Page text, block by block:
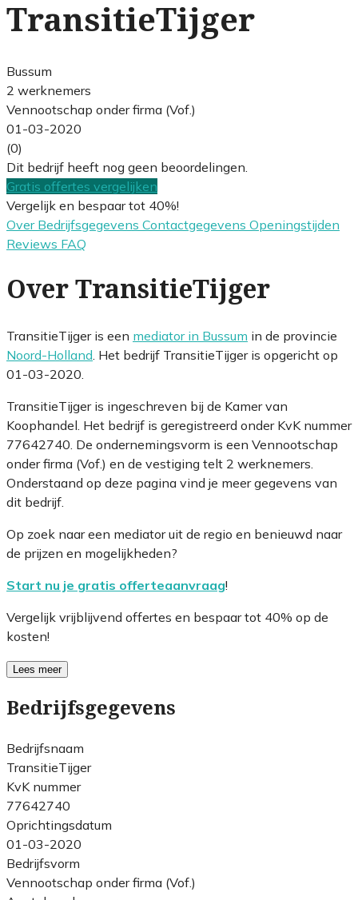
TransitieTijger
Bussum
2 werknemers
Vennootschap onder firma (Vof.)
01-03-2020
(0)
Dit bedrijf heeft nog geen beoordelingen.
Gratis offertes vergelijken
Vergelijk en bespaar tot 40%!
Over Bedrijfsgegevens Contactgegevens Openingstijden
Reviews FAQ
Over TransitieTijger
TransitieTijger is een mediator in Bussum in de provincie
Noord-Holland . Het bedrijf TransitieTijger is opgericht op
01-03-2020.
TransitieTijger is ingeschreven bij de Kamer van
Koophandel. Het bedrijf is geregistreerd onder KvK nummer
77642740. De ondernemingsvorm is een Vennootschap
onder firma (Vof.) en de vestiging telt 2 werknemers.
Onderstaand op deze pagina vind je meer gegevens van
dit bedrijf.
Op zoek naar een mediator uit de regio en benieuwd naar
de prijzen en mogelijkheden?
Start nu je gratis offerteaanvraag!
Vergelijk vrijblijvend offertes en bespaar tot 40% op de
kosten!
Lees meer
Bedrijfsgegevens
Bedrijfsnaam
TransitieTijger
KvK nummer
77642740
Oprichtingsdatum
01-03-2020
Bedrijfsvorm
Vennootschap onder firma (Vof.)